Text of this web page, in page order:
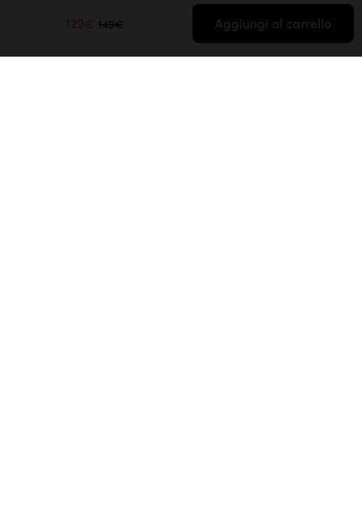
129€ 149€ Aggiungi al carrello
Spazio professionale